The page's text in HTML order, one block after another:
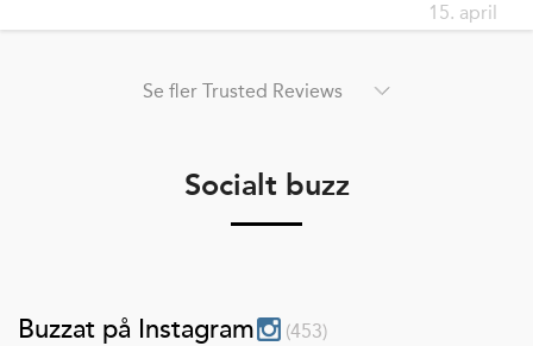
15. april
Se fler Trusted Reviews
Socialt buzz
Buzzat på Instagram (453)